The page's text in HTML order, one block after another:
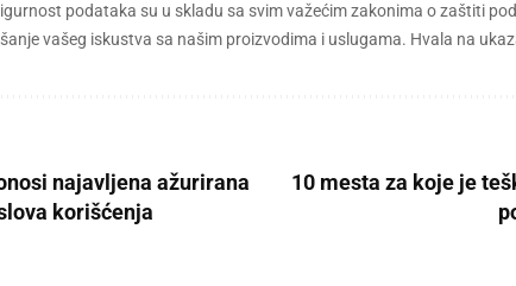
podataka su u skladu sa svim važećim zakonima o zaštiti
vašeg iskustva sa našim proizvodima i uslugama. Hvala na
najavljena ažurirana
korišćenja
10 mesta za koje je